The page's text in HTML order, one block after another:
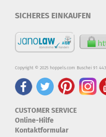
SICHERES EINKAUFEN
Copyright © 2025 hoppels.com Buschei 91
CUSTOMER SERVICE
Online-Hilfe
Kontaktformular